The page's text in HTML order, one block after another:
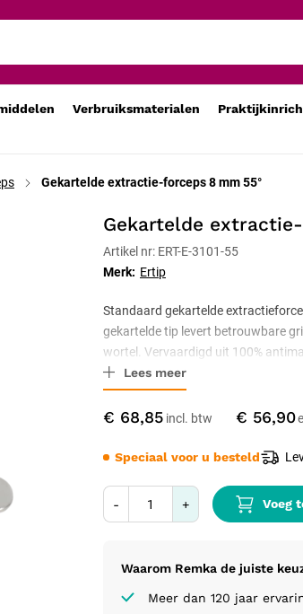
Verbruiksmaterialen
Gekartelde extractie-forceps 8 mm 55°
Gekartelde
€ 68,85 € 56,90
- + Voeg
Merk: Ertip
Waarom Remka de juiste
Meer dan 120 jaar
Artikel nr: ERT-E-3101-55
Speciaal voor u besteld
Standaard gekartelde
gekartelde tip levert betrouwbare
wortel. Vervaardigd uit 100%
standaardlengte schaft voor
gecertificeerd.
Lees meer